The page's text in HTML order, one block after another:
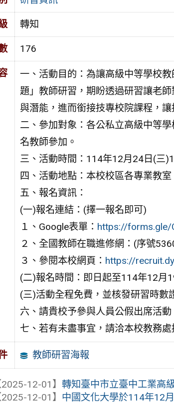
轉知
176
一、活動目的：為讓高級中等學校
題」教師研習，期盼透過研習讓老
與潛能，進而銜接技專校院課程，
二、參加對象：各公私立高級中等
名教師參加。
三、活動時間：114年12月24日(三
四、活動地點：本校校區各專業教室
五、報名資訊：
(一)報名連結：(擇一報名即可)
１、Google表單： https://forms.gle/
２、全國教師在職進修網：(序號
３、參閱本校網頁： https://
(二)報名時間：即日起至114年12月
(三)活動全程免費，並核發研習時數
六、請貴校予參與人員公假出席活動
七、若有未盡事宜，請洽本校教務
教師研習海報
2025-12-01】轉知臺中市立臺中工業高
2025-12-01】 中國文化大學於114年12